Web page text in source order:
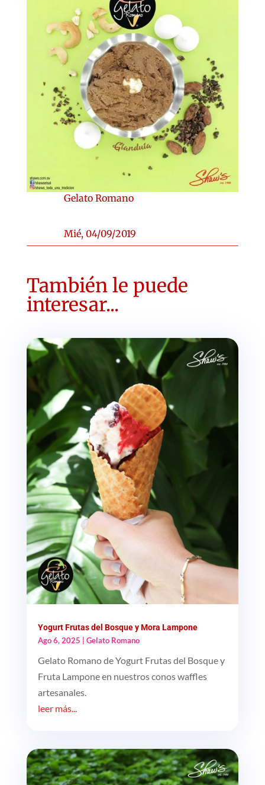
Gelato Romano
Mié, 04/09/2019
También le puede
interesar...
Yogurt Frutas del Bosque y Mora Lampone
Ago 6, 2025
Gelato Romano
Gelato Romano de Yogurt Frutas del Bosque y
Fruta Lampone en nuestros conos waffles
artesanales.
leer más...